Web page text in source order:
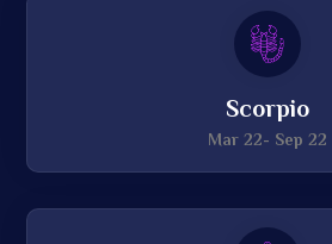
Scorpio
Mar 22- Sep 22